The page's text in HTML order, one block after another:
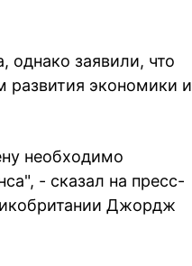
однако заявили, что
развития экономики и
необходимо
- сказал на пресс-
Джордж